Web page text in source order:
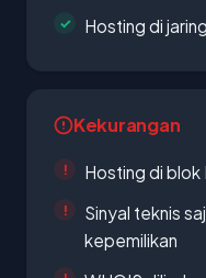
Hosting di
Kekurangan
Hosting di blok
Sinyal teknis
kepemilikan